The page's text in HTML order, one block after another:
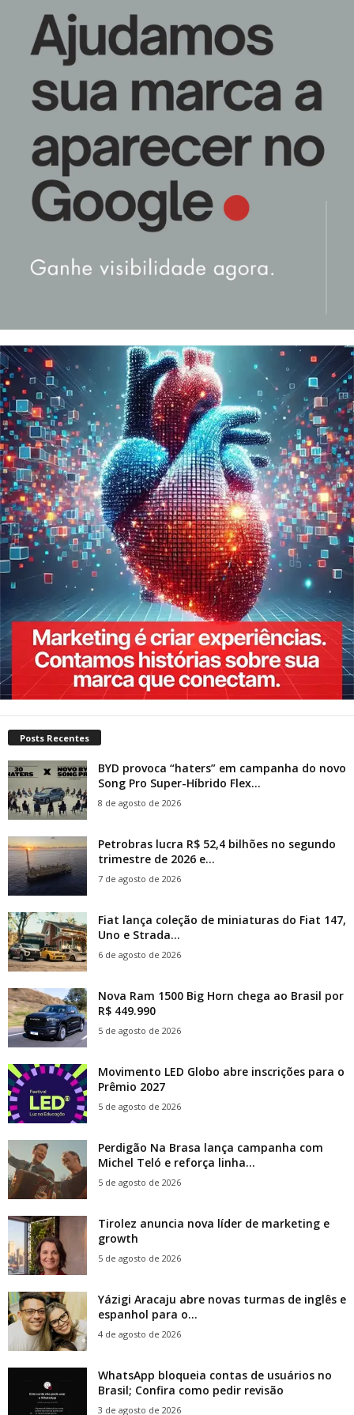
Posts Recentes
BYD provoca “haters” em campanha do novo
Song Pro Super-Híbrido Flex...
8 de agosto de 2026
Petrobras lucra R$ 52,4 bilhões no segundo
trimestre de 2026 e...
7 de agosto de 2026
Fiat lança coleção de miniaturas do Fiat 147,
Uno e Strada...
6 de agosto de 2026
Nova Ram 1500 Big Horn chega ao Brasil por
R$ 449.990
5 de agosto de 2026
Movimento LED Globo abre inscrições para o
Prêmio 2027
5 de agosto de 2026
Perdigão Na Brasa lança campanha com
Michel Teló e reforça linha...
5 de agosto de 2026
Tirolez anuncia nova líder de marketing e
growth
5 de agosto de 2026
Yázigi Aracaju abre novas turmas de inglês e
espanhol para o...
4 de agosto de 2026
WhatsApp bloqueia contas de usuários no
Brasil; Confira como pedir revisão
3 de agosto de 2026